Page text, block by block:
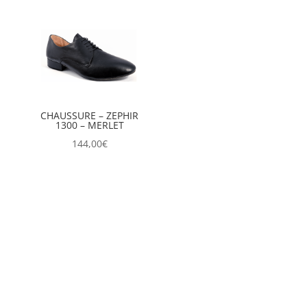
CHAUSSURE – ZEPHIR
1300 – MERLET
144,00€